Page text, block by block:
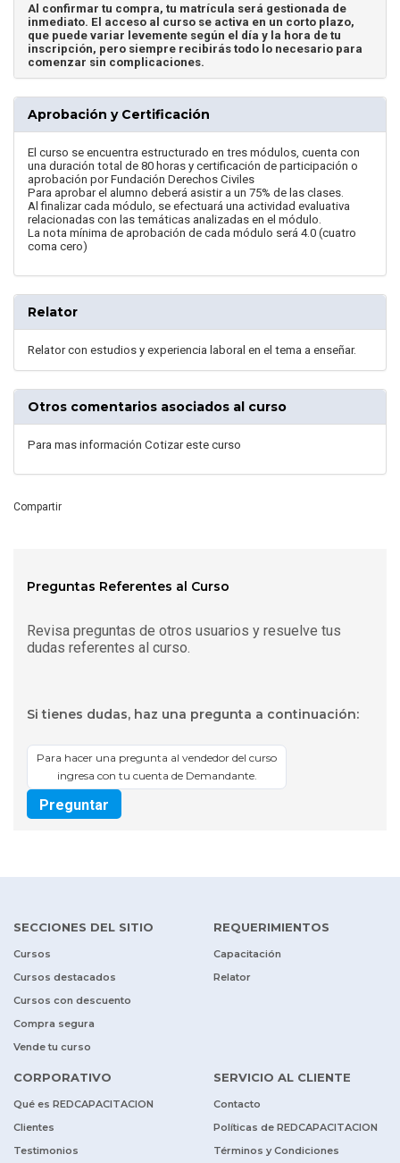
Al confirmar tu compra, tu matrícula será gestionada de
inmediato. El acceso al curso se activa en un corto plazo,
que puede variar levemente según el día y la hora de tu
inscripción, pero siempre recibirás todo lo necesario para
comenzar sin complicaciones.
Aprobación y Certificación
El curso se encuentra estructurado en tres módulos, cuenta con
una duración total de 80 horas y certificación de participación o
aprobación por Fundación Derechos Civiles
Para aprobar el alumno deberá asistir a un 75% de las clases.
Al finalizar cada módulo, se efectuará una actividad evaluativa
relacionadas con las temáticas analizadas en el módulo.
La nota mínima de aprobación de cada módulo será 4.0 (cuatro
coma cero)
Relator
Relator con estudios y experiencia laboral en el tema a enseñar.
Otros comentarios asociados al curso
Para mas información Cotizar este curso
Compartir
Preguntas Referentes al Curso
Revisa preguntas de otros usuarios y resuelve tus
dudas referentes al curso.
Si tienes dudas, haz una pregunta a continuación:
Para hacer una pregunta al vendedor del curso
ingresa con tu cuenta de Demandante.
Preguntar
SECCIONES DEL SITIO
Cursos
Cursos destacados
Cursos con descuento
Compra segura
Vende tu curso
REQUERIMIENTOS
Capacitación
Relator
CORPORATIVO
Qué es REDCAPACITACION
Clientes
Testimonios
SERVICIO AL CLIENTE
Contacto
Políticas de REDCAPACITACION
Términos y Condiciones